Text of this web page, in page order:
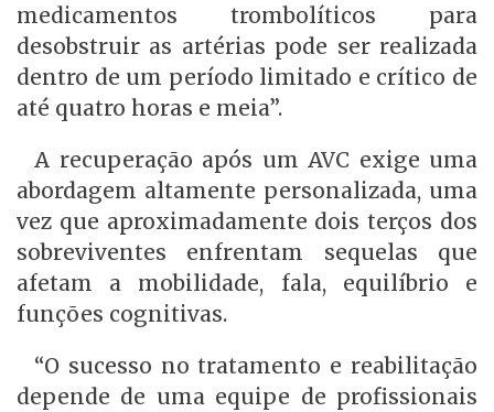
medicamentos trombolíticos para
desobstruir as artérias pode ser realizada
dentro de um período limitado e crítico de
até quatro horas e meia”.
A recuperação após um AVC exige uma
abordagem altamente personalizada, uma
vez que aproximadamente dois terços dos
sobreviventes enfrentam sequelas que
afetam a mobilidade, fala, equilíbrio e
funções cognitivas.
“O sucesso no tratamento e reabilitação
depende de uma equipe de profissionais